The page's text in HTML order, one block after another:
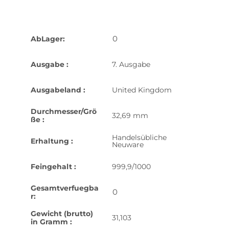
AbLager: 0
Ausgabe : 7. Ausgabe
Ausgabeland : United Kingdom
Durchmesser/Grö
ße :
32,69 mm
Erhaltung : Handelsübliche
Neuware
Feingehalt : 999,9/1000
Gesamtverfuegba
r:
0
Gewicht (brutto)
in Gramm :
31,103